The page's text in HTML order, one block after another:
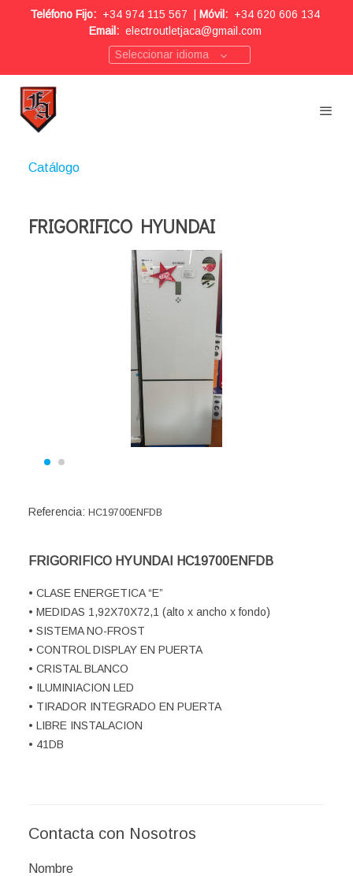
Teléfono Fijo: +34 974 115 567 Móvil: +34 620 606 134
Email: electroutletjaca@gmail.com
Seleccionar idioma
Catálogo
FRIGORIFICO HYUNDAI
Referencia: HC19700ENFDB
FRIGORIFICO HYUNDAI HC19700ENFDB
• CLASE ENERGETICA “E”
• MEDIDAS 1,92X70X72,1 (alto x ancho x fondo)
• SISTEMA NO-FROST
• CONTROL DISPLAY EN PUERTA
• CRISTAL BLANCO
• ILUMINIACION LED
• TIRADOR INTEGRADO EN PUERTA
• LIBRE INSTALACION
• 41DB
Contacta con Nosotros
Nombre